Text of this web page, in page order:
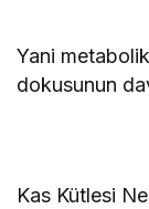
Yani
dokusunun
Kas Kütlesi